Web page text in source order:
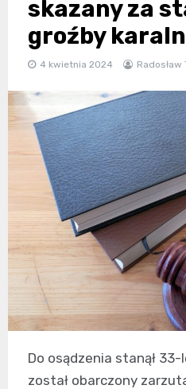
skazany za
groźby
4 kwietnia 2024 Radosław
Do osądzenia stanął
został obarczony